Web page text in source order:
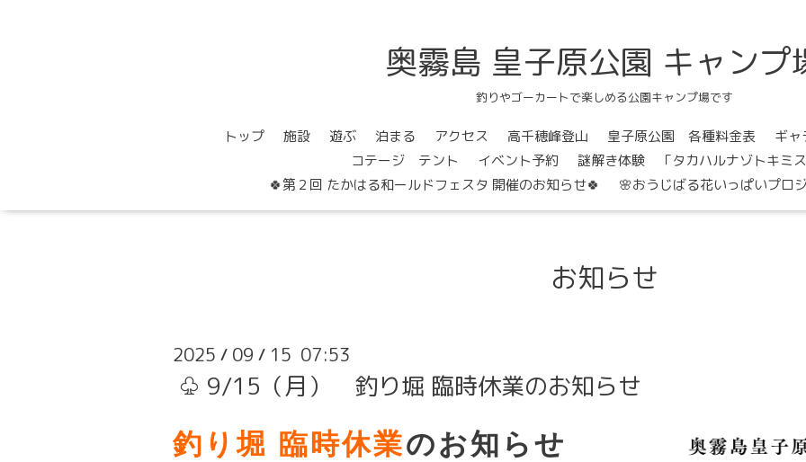
奥霧島 皇子原公園 キャンプ
釣りやゴーカートで楽しめる公園キャンプ場です
トップ 施設 遊ぶ 泊まる アクセス 高千穂峰登山 皇子原公園 各種料金表
ギャ
コテージ テント
イベント予約
謎解き体験 「タカハルナゾトキミ
🍀第２回 たかはる和ールドフェスタ 開催のお知らせ🍀
🌸おうじばる花いっぱいプロ
お知らせ
2025 / 09 / 15 07:53
♧ 9/15（月） 釣り堀 臨時休業のお知らせ
釣り堀 臨時休業のお知らせ